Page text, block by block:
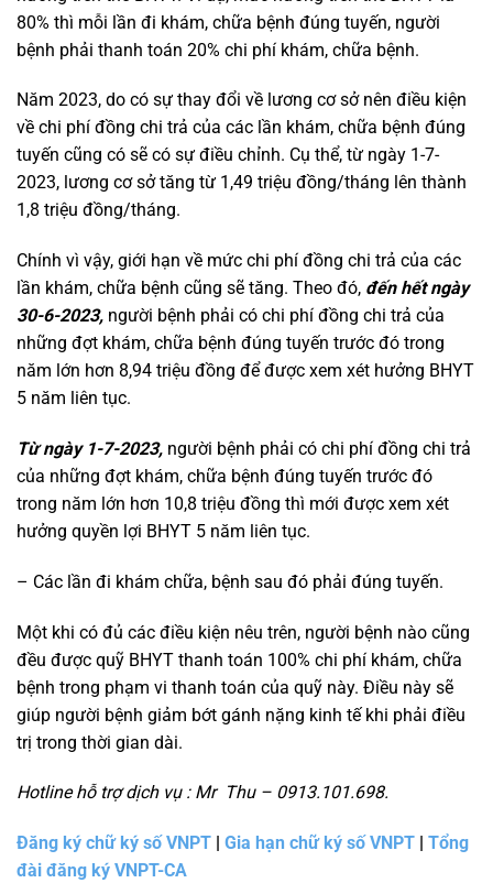
80% thì mỗi lần đi khám, chữa bệnh đúng tuyến, người
bệnh phải thanh toán 20% chi phí khám, chữa bệnh.
Năm 2023, do có sự thay đổi về lương cơ sở nên điều kiện
về chi phí đồng chi trả của các lần khám, chữa bệnh đúng
tuyến cũng có sẽ có sự điều chỉnh. Cụ thể, từ ngày 1-7-
2023, lương cơ sở tăng từ 1,49 triệu đồng/tháng lên thành
1,8 triệu đồng/tháng.
Chính vì vậy, giới hạn về mức chi phí đồng chi trả của các
lần khám, chữa bệnh cũng sẽ tăng. Theo đó, đến hết ngày
30-6-2023, người bệnh phải có chi phí đồng chi trả của
những đợt khám, chữa bệnh đúng tuyến trước đó trong
năm lớn hơn 8,94 triệu đồng để được xem xét hưởng BHYT
5 năm liên tục.
Từ ngày 1-7-2023, người bệnh phải có chi phí đồng chi trả
của những đợt khám, chữa bệnh đúng tuyến trước đó
trong năm lớn hơn 10,8 triệu đồng thì mới được xem xét
hưởng quyền lợi BHYT 5 năm liên tục.
– Các lần đi khám chữa, bệnh sau đó phải đúng tuyến.
Một khi có đủ các điều kiện nêu trên, người bệnh nào cũng
đều được quỹ BHYT thanh toán 100% chi phí khám, chữa
bệnh trong phạm vi thanh toán của quỹ này. Điều này sẽ
giúp người bệnh giảm bớt gánh nặng kinh tế khi phải điều
trị trong thời gian dài.
Hotline hỗ trợ dịch vụ : Mr Thu – 0913.101.698.
Đăng ký chữ ký số VNPT Gia hạn chữ ký số VNPT
Tổng
đài đăng ký VNPT-CA